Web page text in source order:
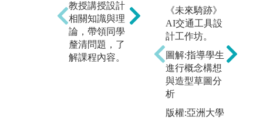
教授講授設計
相關知識與理
論，帶領同學
釐清問題，了
解課程內容。
過分組教學活
動、團隊討
論、競賽展演
促成此能力之
養成。
《未來騎跡》
AI交通工具設
計工作坊。
圖解:指導學生
進行概念構想
與造型草圖分
析
版權:亞洲大學